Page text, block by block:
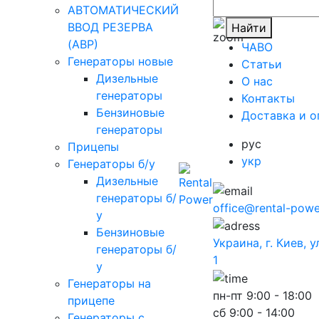
АВТОМАТИЧЕСКИЙ
ВВОД РЕЗЕРВА
(АВР)
Генераторы новые
Дизельные
генераторы
Бензиновые
генераторы
Прицепы
Генераторы б/у
Дизельные
генераторы б/
у
Бензиновые
генераторы б/
у
Генераторы на
прицепе
Найти
ЧАВО
Cтатьи
O нас
Контакты
Доставка и
рус
укр
office@rental-
Украина, г. Киев,
1
пн-пт 9:00 - 18:00
сб 9:00 - 14:00